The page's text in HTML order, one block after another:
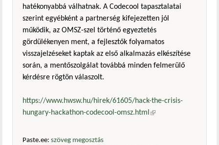
hatékonyabbá válhatnak. A Codecool tapasztalatai
szerint egyébként a partnerség kifejezetten jól
működik, az OMSZ-szel történő egyeztetés
gördülékenyen ment, a fejlesztők folyamatos
visszajelzéseket kaptak az első alkalmazás elkészítése
során, a mentőszolgálat továbbá minden felmerülő
kérdésre rögtön válaszolt.
https://www.hwsw.hu/hirek/61605/hack-the-crisis-
hungary-hackathon-codecool-omsz.html(külső hivatkozás)
Paste.ee: szöveg megosztás